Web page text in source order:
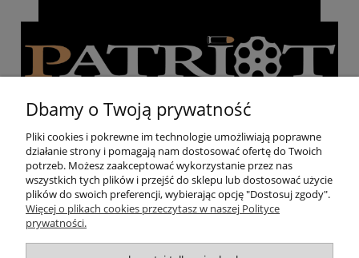
Pomoc
Moje konto
Dbamy o Twoją prywatność
Pliki cookies i pokrewne im technologie umożliwiają poprawne
działanie strony i pomagają nam dostosować ofertę do Twoich
potrzeb. Możesz zaakceptować wykorzystanie przez nas
wszystkich tych plików i przejść do sklepu lub dostosować użycie
plików do swoich preferencji, wybierając opcję "Dostosuj zgody".
Więcej o plikach cookies przeczytasz w naszej Polityce
prywatności.